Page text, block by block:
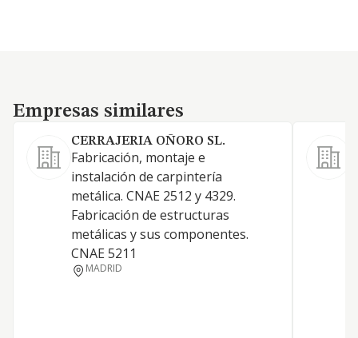
Empresas similares
Empresas similares
CERRAJERIA OÑORO SL.
Fabricación, montaje e
instalación de carpintería
metálica. CNAE 2512 y 4329.
Fabricación de estructuras
metálicas y sus componentes.
CNAE 5211
MADRID